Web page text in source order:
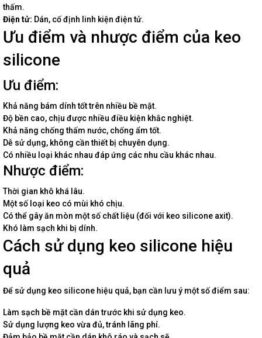
thấm.
Điện tử: Dán, cố định linh kiện điện tử.
Ưu điểm và nhược điểm của keo
silicone
Ưu điểm:
Khả năng bám dính tốt trên nhiều bề mặt.
Độ bền cao, chịu được nhiều điều kiện khắc nghiệt.
Khả năng chống thấm nước, chống ẩm tốt.
Dễ sử dụng, không cần thiết bị chuyên dụng.
Có nhiều loại khác nhau đáp ứng các nhu cầu khác nhau.
Nhược điểm:
Thời gian khô khá lâu.
Một số loại keo có mùi khó chịu.
Có thể gây ăn mòn một số chất liệu (đối với keo silicone axit).
Khó làm sạch khi bị dính.
Cách sử dụng keo silicone hiệu
quả
Để sử dụng keo silicone hiệu quả, bạn cần lưu ý một số điểm sau:
Làm sạch bề mặt cần dán trước khi sử dụng keo.
Sử dụng lượng keo vừa đủ, tránh lãng phí.